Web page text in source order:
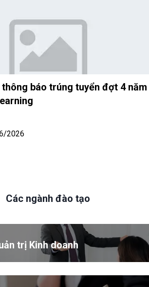
báo trúng tuyển đợt 4 năm
2026
Các ngành đào tạo
trị Kinh doanh